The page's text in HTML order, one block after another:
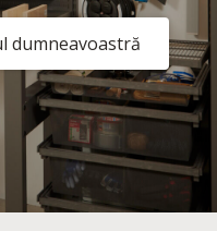
dumneavoastră